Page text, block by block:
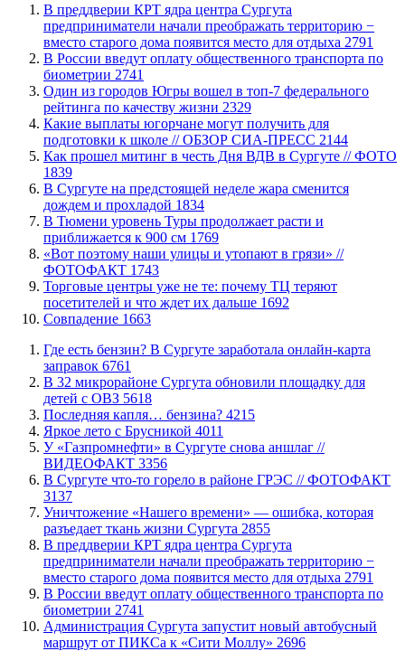
​В преддверии КРТ ядра центра Сургута
предприниматели начали преображать территорию −
вместо старого дома появится место для отдыха 2791
В России введут оплату общественного транспорта по
биометрии 2741
Один из городов Югры вошел в топ-7 федерального
рейтинга по качеству жизни 2329
Какие выплаты югорчане могут получить для
подготовки к школе // ОБЗОР СИА-ПРЕСС 2144
Как прошел митинг в честь Дня ВДВ в Сургуте // ФОТО
1839
В Сургуте на предстоящей неделе жара сменится
дождем и прохладой 1834
В Тюмени уровень Туры продолжает расти и
приближается к 900 см 1769
«Вот поэтому наши улицы и утопают в грязи» //
ФОТОФАКТ 1743
Торговые центры уже не те: почему ТЦ теряют
посетителей и что ждет их дальше 1692
​Совпадение 1663
​Где есть бензин? В Сургуте заработала онлайн-карта
заправок 6761
В 32 микрорайоне Сургута обновили площадку для
детей с ОВЗ 5618
​Последняя капля… бензина? 4215
Яркое лето с Брусникой 4011
У «Газпромнефти» в Сургуте снова аншлаг //
ВИДЕОФАКТ 3356
​В Сургуте что-то горело в районе ГРЭС // ФОТОФАКТ
3137
​Уничтожение «Нашего времени» — ошибка, которая
разъедает ткань жизни Сургута 2855
​В преддверии КРТ ядра центра Сургута
предприниматели начали преображать территорию −
вместо старого дома появится место для отдыха 2791
В России введут оплату общественного транспорта по
биометрии 2741
​Администрация Сургута запустит новый автобусный
маршрут от ПИКСа к «Сити Моллу» 2696